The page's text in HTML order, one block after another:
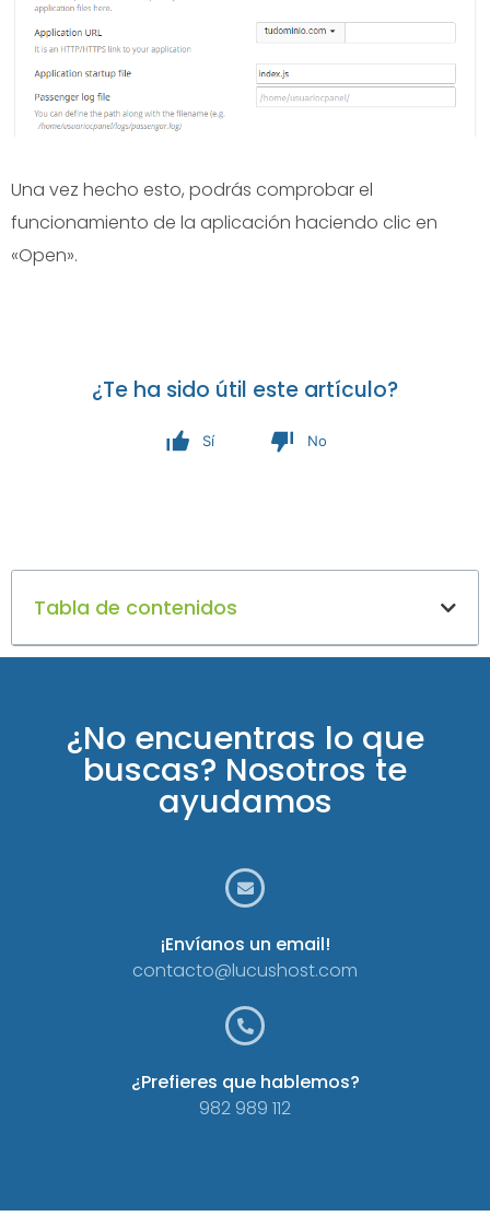
Una vez hecho esto, podrás comprobar el
funcionamiento de la aplicación haciendo clic en
«Open».
¿Te ha sido útil este artículo?
Sí No
Tabla de contenidos
¿No encuentras lo que
buscas? Nosotros te
ayudamos
¡Envíanos un email!
contacto@lucushost.com
¿Prefieres que hablemos?
982 989 112